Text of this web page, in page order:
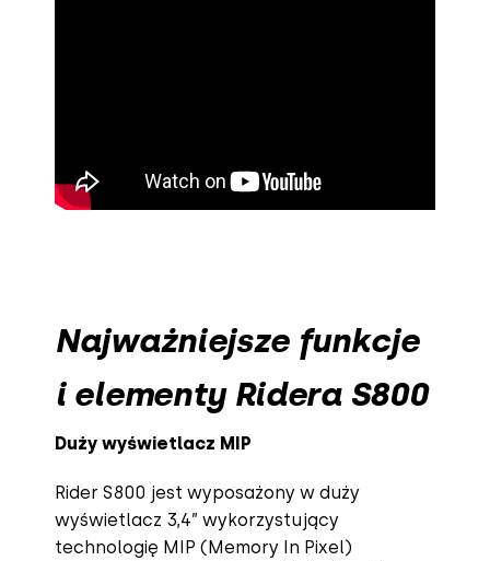
Najważniejsze funkcje
i elementy Ridera S800
Duży wyświetlacz MIP
Rider S800 jest wyposażony w duży
wyświetlacz 3,4” wykorzystujący
technologię MIP (Memory In Pixel)